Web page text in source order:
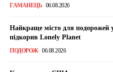
ГАМАНЕЦЬ 06.08.2026
Найкраще місто для подорожей
підкорив Lonely Planet
ПОДОРОЖ 06.08.2026